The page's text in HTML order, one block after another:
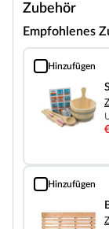
Zubehör
Empfohlenes
Hinzufügen
Sauna Classic 6-
Hinzufügen
Bodenrost (Fichte)